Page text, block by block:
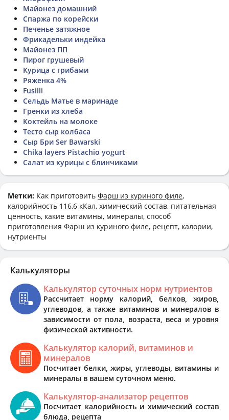
Майонез домашний
Спаржа по корейски
Печенье затяжное
Фрикадельки индейка
Майонез ПП
Пирог грушевый
Курица с грибами
Ряженка 4%
Fusilli
Сельдь Матье в маринаде
Гренки из хлеба
Коктейль на молоке
Тесто сыр колбаса
Сыр Бри Ser Bawarski
Chika layers Pistachio yogurt
Салат из курицы с блинчиками
Метки: Как приготовить Фарш из куриного филе,
калорийность 116,6 кКал, химический состав, питательная
ценность, какие витамины, минералы, способ
приготовления Фарш из куриного филе, рецепт, калории,
нутриенты
Калькуляторы
Калькулятор суточных норм нутриентов
Рассчитает норму калорий, белков, жиров,
углеводов, а также витаминов и минералов в
зависимости от пола, возраста, веса и уровня
физической активности.
Калькулятор калорий, витаминов и
минералов
Посчитает белки, жиры, углеводы, витамины и
минералы в вашем суточном меню.
Калькулятор-анализатор рецептов
Посчитает калорийность и химический состав
блюда, рецепта